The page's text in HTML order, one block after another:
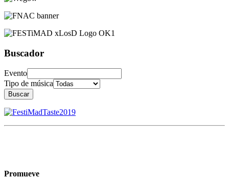
Buscador
Evento
Tipo de música
Buscar
Promueve